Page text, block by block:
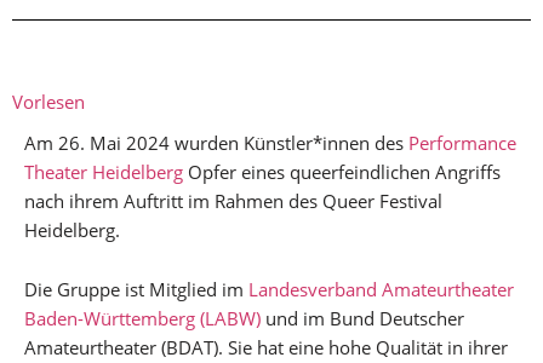
Vorlesen
Am 26. Mai 2024 wurden Künstler*innen des Performance
Theater Heidelberg Opfer eines queerfeindlichen Angriffs
nach ihrem Auftritt im Rahmen des Queer Festival
Heidelberg.
Die Gruppe ist Mitglied im Landesverband Amateurtheater
Baden-Württemberg (LABW) und im Bund Deutscher
Amateurtheater (BDAT). Sie hat eine hohe Qualität in ihrer